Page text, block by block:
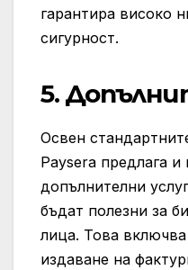
гарантира високо
сигурност.
5.
Освен
Paysera предлага
допълнителни
бъдат полезни за
лица. Това
издаване на